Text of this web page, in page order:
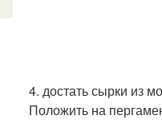
4. достать сырки из
Положить на